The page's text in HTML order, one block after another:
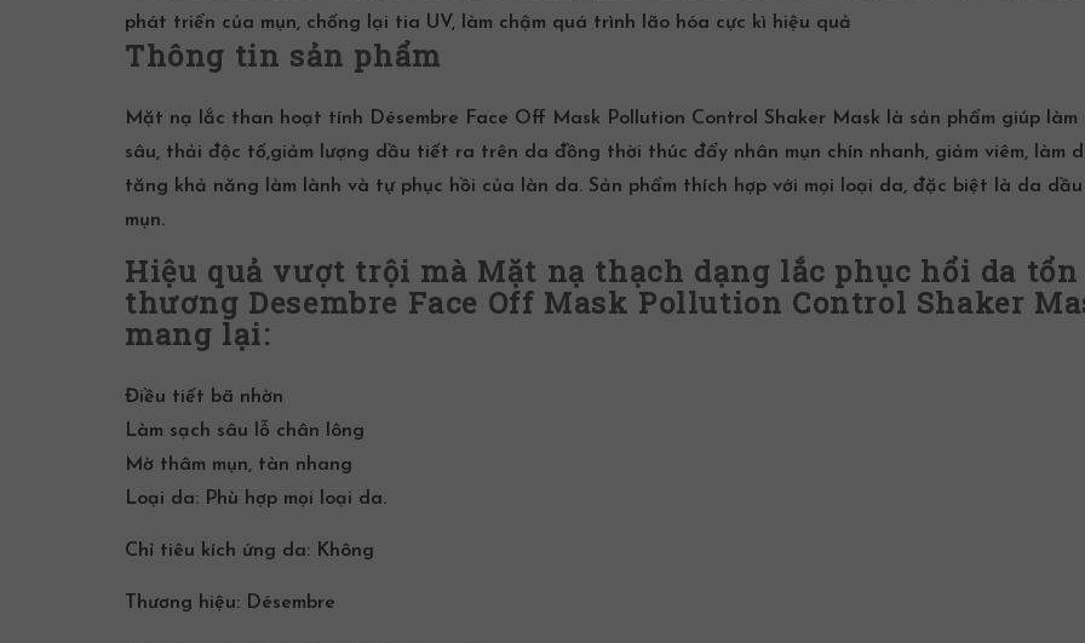
phát triển của mụn, chống lại tia UV, làm chậm quá trình lão hóa cực kì hiệu quả
Thông tin sản phẩm
Mặt nạ lắc than hoạt tính Désembre Face Off Mask Pollution Control Shaker Mask là sản phẩm giúp làm
sâu, thải độc tố,giảm lượng dầu tiết ra trên da đồng thời thúc đẩy nhân mụn chín nhanh, giảm viêm, làm
tăng khả năng làm lành và tự phục hồi của làn da. Sản phẩm thích hợp với mọi loại da, đặc biệt là da
mụn.
Hiệu quả vượt trội mà Mặt nạ thạch dạng lắc phục hổi da tổn
thương Desembre Face Off Mask Pollution Control Shaker
mang lại:
Điều tiết bã nhờn
Làm sạch sâu
lỗ chân lông
M ờ thâm mụn, tàn nhang
Loại da: Phù hợp mọi loại da.
Chỉ tiêu kích ứng da: Không
Thương hiệu: Désembre